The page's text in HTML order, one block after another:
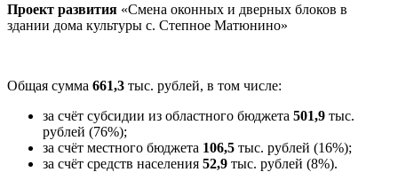
Проект развития «Смена оконных и дверных блоков в
здании дома культуры с. Степное Матюнино»
Общая сумма 661,3 тыс. рублей, в том числе:
за счёт субсидии из областного бюджета 501,9 тыс.
рублей (76%);
за счёт местного бюджета 106,5 тыс. рублей (16%);
за счёт средств населения 52,9 тыс. рублей (8%).